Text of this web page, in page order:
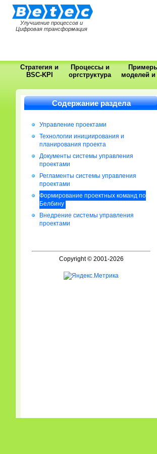
Улучшение процессов и
Цифровая трансформация
Стратегия и
BSC-KPI
Процессы и
оргструктура
моделей и
Содержание раздела
Управление проектами
Технологии инициирования и
планирования проекта
Документы системы управления
проектами
Регламенты системы управления
проектами
Формирование проектных команд по
Белбину
Внедрение системы управления
проектами
Copyright © 2001-2026